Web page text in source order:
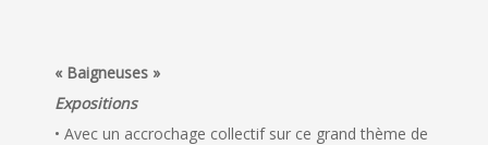
« Baigneuses »
Expositions
• Avec un accrochage collectif sur ce grand thème de